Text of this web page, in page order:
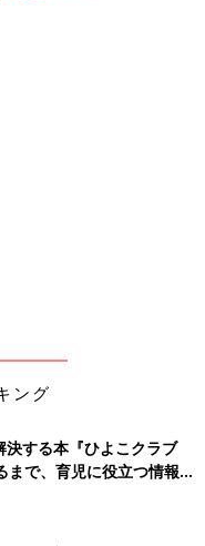
ング
する本『ひよこクラブ
で、育児に役立つ情報が